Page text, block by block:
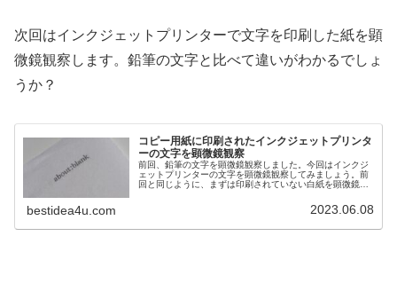
次回はインクジェットプリンターで文字を印刷した紙を顕
微鏡観察します。鉛筆の文字と比べて違いがわかるでしょ
うか？
コピー用紙に印刷されたインクジェットプリンタ
ーの文字を顕微鏡観察
前回、鉛筆の文字を顕微鏡観察しました。今回はインクジ
ェットプリンターの文字を顕微鏡観察してみましょう。前
回と同じように、まずは印刷されていない白紙を顕微鏡観
bestidea4u.com 2023.06.08